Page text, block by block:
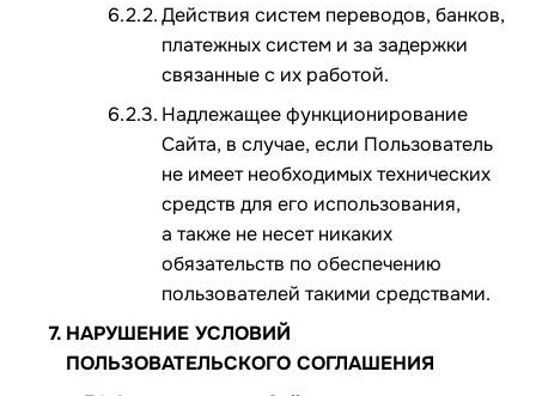
Действия систем переводов, банков,
платежных систем и за задержки
связанные с их работой.
Надлежащее функционирование
Сайта, в случае, если Пользователь
не имеет необходимых технических
средств для его использования,
а также не несет никаких
обязательств по обеспечению
пользователей такими средствами.
НАРУШЕНИЕ УСЛОВИЙ
ПОЛЬЗОВАТЕЛЬСКОГО СОГЛАШЕНИЯ